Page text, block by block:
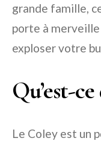
grande famille,
porte à
exploser votre
Qu’est-
Le Coley est un